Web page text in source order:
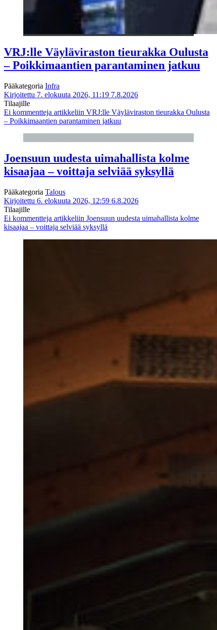
VRJ:lle Väyläviraston tieurakka Oulusta
– Poikkimaantien parantaminen jatkuu
Pääkategoria Infra
Kirjoitettu 7. elokuuta 2026, 11:19 7.8.2026
Tilaajille
Ei kommentteja artikkeliin VRJ:lle Väyläviraston tieurakka Oulusta
– Poikkimaantien parantaminen jatkuu
Joensuun uudesta uimahallista kolme
kisaajaa – voittaja selviää syksyllä
Pääkategoria Talous
Kirjoitettu 6. elokuuta 2026, 12:59 6.8.2026
Tilaajille
Ei kommentteja artikkeliin Joensuun uudesta uimahallista kolme
kisaajaa – voittaja selviää syksyllä